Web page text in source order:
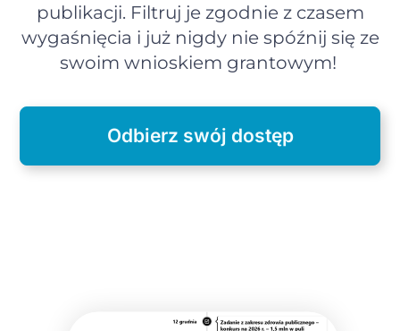
publikacji. Filtruj je zgodnie z czasem
wygaśnięcia i już nigdy nie spóźnij się ze
swoim wnioskiem grantowym!
Odbierz swój dostęp